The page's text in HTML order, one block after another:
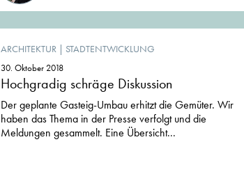
ARCHITEKTUR | STADTENTWICKLUNG
30. Oktober 2018
Hochgradig schräge Diskussion
Der geplante Gasteig-Umbau erhitzt die Gemüter. Wir
haben das Thema in der Presse verfolgt und die
Meldungen gesammelt. Eine Übersicht...